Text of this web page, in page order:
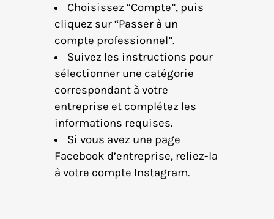
Choisissez “Compte”, puis
cliquez sur “Passer à un
compte professionnel”.
Suivez les instructions pour
sélectionner une catégorie
correspondant à votre
entreprise et complétez les
informations requises.
Si vous avez une page
Facebook d’entreprise, reliez-la
à votre compte Instagram.